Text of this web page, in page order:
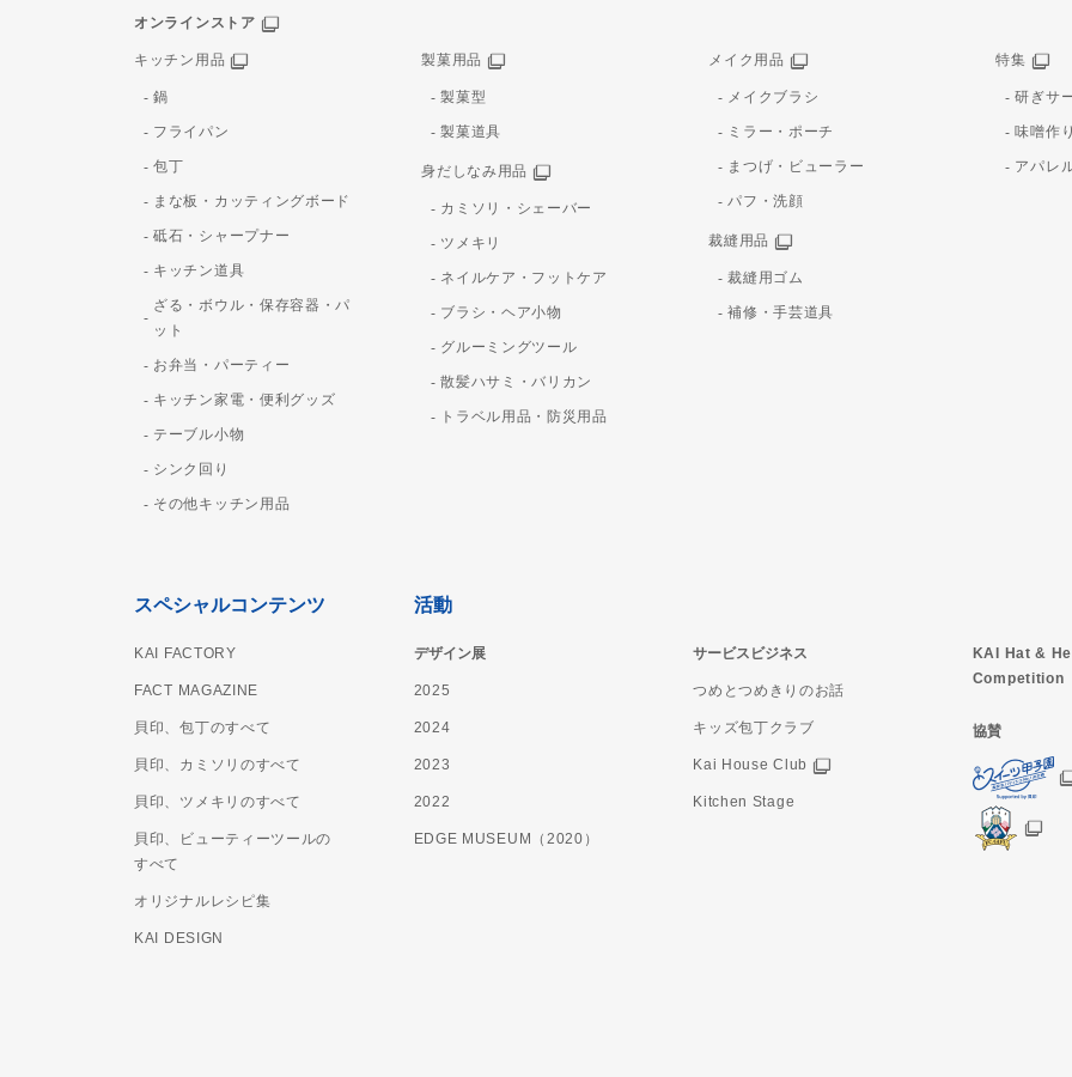
オンラインストア
キッチン用品
鍋
フライパン
包丁
まな板・カッティングボード
砥石・シャープナー
キッチン道具
ざる・ボウル・保存容器・パ
ット
お弁当・パーティー
キッチン家電・便利グッズ
テーブル小物
シンク回り
その他キッチン用品
製菓用品
製菓型
製菓道具
身だしなみ用品
カミソリ・シェーバー
ツメキリ
ネイルケア・フットケア
ブラシ・ヘア小物
グルーミングツール
散髪ハサミ・バリカン
トラベル用品・防災用品
メイク用品
メイクブラシ
ミラー・ポーチ
まつげ・ビューラー
パフ・洗顔
裁縫用品
裁縫用ゴム
補修・手芸道具
特集
研ぎサ
味噌作
アパレ
スペシャルコンテンツ
KAI FACTORY
FACT MAGAZINE
貝印、包丁のすべて
貝印、カミソリのすべて
貝印、ツメキリのすべて
貝印、ビューティーツールの
すべて
オリジナルレシピ集
KAI DESIGN
活動
デザイン展
2025
2024
2023
2022
EDGE MUSEUM（2020）
サービスビジネス
つめとつめきりのお話
キッズ包丁クラブ
Kai House Club
Kitchen Stage
KAI Hat &
Competition
協賛